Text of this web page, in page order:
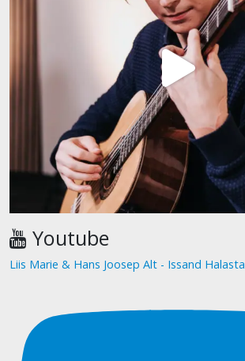
Youtube
Liis Marie & Hans Joosep Alt - Issand Halasta